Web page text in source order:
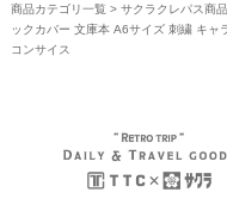
商品カテゴリ一覧 > サクラクレパス商
ックカバー 文庫本 A6サイズ 刺繍 キャ
コンサイス